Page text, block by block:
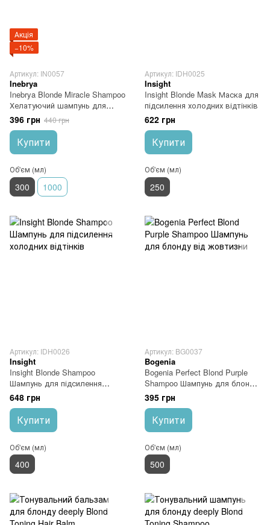
Акція
−10%
Артикул: IN0057
Inebrya
Inebrya Blonde Miracle Shampoo
Хелатуючий шампунь для
блонду 300 мл
396 грн 440 грн
Купити
Об'єм (мл)
300 1000
Артикул: IDH0025
Insight
Insight Blonde Mask Маска для
підсилення холодних відтінків
622 грн
Купити
Об'єм (мл)
250
Артикул: IDH0026
Insight
Insight Blonde Shampoo
Шампунь для підсилення
холодних відтінків
648 грн
Купити
Об'єм (мл)
400
Артикул: BG0037
Bogenia
Bogenia Perfect Blond Purple
Shampoo Шампунь для блонду
від жовтизни
395 грн
Купити
Об'єм (мл)
500